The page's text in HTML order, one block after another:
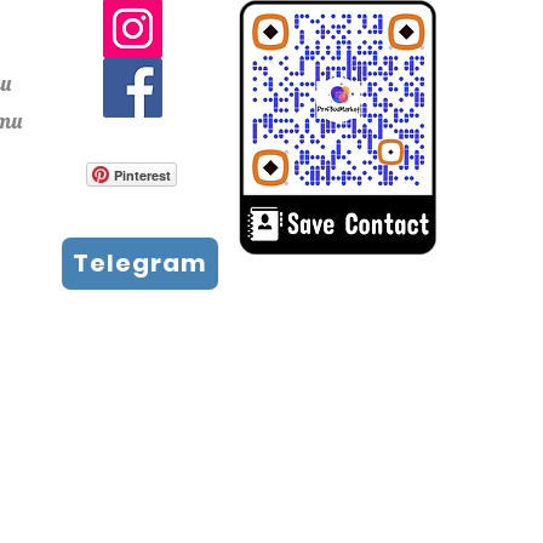
Pinterest
Telegram